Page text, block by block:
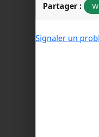
Partager :
Signaler un